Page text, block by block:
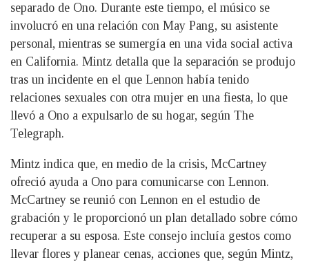
separado de Ono. Durante este tiempo, el músico se
involucró en una relación con May Pang, su asistente
personal, mientras se sumergía en una vida social activa
en California. Mintz detalla que la separación se produjo
tras un incidente en el que Lennon había tenido
relaciones sexuales con otra mujer en una fiesta, lo que
llevó a Ono a expulsarlo de su hogar, según The
Telegraph.
Mintz indica que, en medio de la crisis, McCartney
ofreció ayuda a Ono para comunicarse con Lennon.
McCartney se reunió con Lennon en el estudio de
grabación y le proporcionó un plan detallado sobre cómo
recuperar a su esposa. Este consejo incluía gestos como
llevar flores y planear cenas, acciones que, según Mintz,